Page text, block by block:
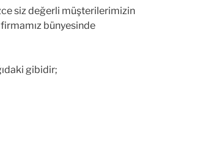
siz değerli müşterilerimizin
bünyesinde
gibidir;